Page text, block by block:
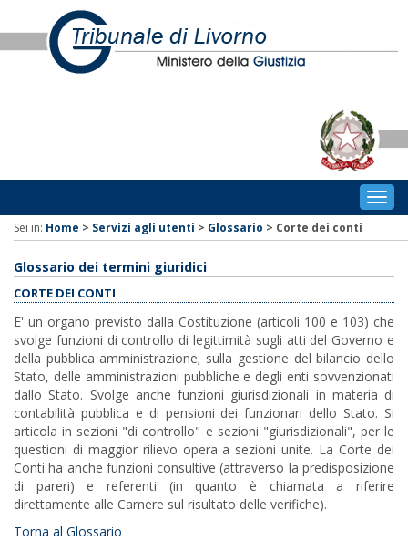
Sei in: Home > Servizi agli utenti > Glossario > Corte dei conti
Glossario dei termini giuridici
CORTE DEI CONTI
E' un organo previsto dalla Costituzione (articoli 100 e 103) che
svolge funzioni di controllo di legittimità sugli atti del Governo e
della pubblica amministrazione; sulla gestione del bilancio dello
Stato, delle amministrazioni pubbliche e degli enti sovvenzionati
dallo Stato. Svolge anche funzioni giurisdizionali in materia di
contabilità pubblica e di pensioni dei funzionari dello Stato. Si
articola in sezioni "di controllo" e sezioni "giurisdizionali", per le
questioni di maggior rilievo opera a sezioni unite. La Corte dei
Conti ha anche funzioni consultive (attraverso la predisposizione
di pareri) e referenti (in quanto è chiamata a riferire
direttamente alle Camere sul risultato delle verifiche).
Torna al Glossario